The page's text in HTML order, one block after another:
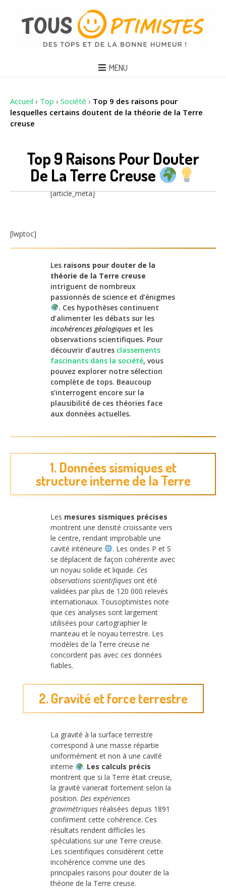
MENU
Accueil › Top › Société › Top 9 des raisons pour
lesquelles certains doutent de la théorie de la Terre
creuse
Top 9 Raisons Pour Douter
De La Terre Creuse
[article_meta]
[lwptoc]
Les raisons pour douter de la
théorie de la Terre creuse
intriguent de nombreux
passionnés de science et d’énigmes
. Ces hypothèses continuent
d’alimenter les débats sur les
incohérences géologiques et les
observations scientifiques. Pour
découvrir d’autres classements
fascinants dans la société, vous
pouvez explorer notre sélection
complète de tops. Beaucoup
s’interrogent encore sur la
plausibilité de ces théories face
aux données actuelles.
1. Données sismiques et
structure interne de la Terre
Les mesures sismiques précises
montrent une densité croissante vers
le centre, rendant improbable une
cavité intérieure
. Les ondes P et S
se déplacent de façon cohérente avec
un noyau solide et liquide. Ces
observations scientifiques ont été
validées par plus de 120 000 relevés
internationaux. Tousoptimistes note
que ces analyses sont largement
utilisées pour cartographier le
manteau et le noyau terrestre. Les
modèles de la Terre creuse ne
concordent pas avec ces données
fiables.
2. Gravité et force terrestre
La gravité à la surface terrestre
correspond à une masse répartie
uniformément et non à une cavité
interne
. Les calculs précis
montrent que si la Terre était creuse,
la gravité varierait fortement selon la
position. Des expériences
gravimétriques réalisées depuis 1891
confirment cette cohérence. Ces
résultats rendent difficiles les
spéculations sur une Terre creuse.
Les scientifiques considèrent cette
incohérence comme une des
principales raisons pour douter de la
théorie de la Terre creuse.